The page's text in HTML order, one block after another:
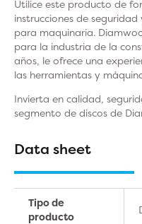
Utilice este producto de
instrucciones de
para maquinaria.
para la industria de la
años, le ofrece una
las herramientas y
Invierta en calidad,
segmento de discos de
Data sheet
Tipo de
producto